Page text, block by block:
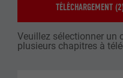
TÉLÉCHARGEMENT (2
Veuillez sélectionner un
plusieurs chapitres à